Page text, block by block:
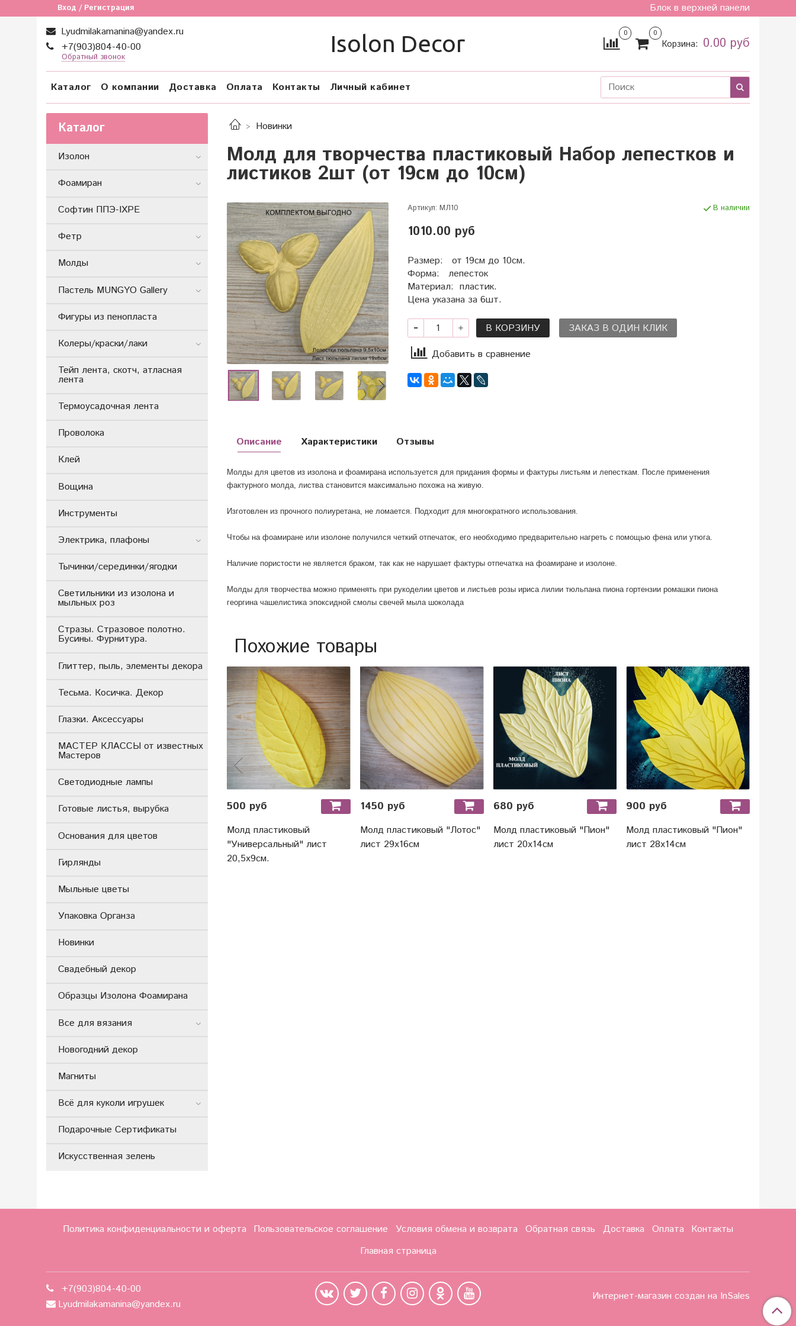
Вход / Регистрация
Блок в верхней панели
Lyudmilakamanina@yandex.ru
+7(903)804-40-00
Обратный звонок
Isolon Decor 0 0
Корзина: 0.00 руб
Каталог О компании Доставка Оплата Контакты Личный кабинет
Новинки
Молд для творчества пластиковый Набор лепестков и
листиков 2шт (от 19см до 10см)
Артикул: МЛ10 В наличии
1010.00 руб
Размер: от 19см до 10см.
Форма: лепесток
Материал: пластик.
Цена указана за 6шт.
В КОРЗИНУ
ЗАКАЗ В ОДИН КЛИК
Добавить в сравнение
Описание
Молды для цветов из изолона и фоамирана используется для придания формы и фактуры листьям и лепесткам. После применения
фактурного молда, листва становится максимально похожа на живую.
Изготовлен из прочного полиуретана, не ломается. Подходит для многократного использования.
Чтобы на фоамиране или изолоне получился четкий отпечаток, его необходимо предварительно нагреть с помощью фена или утюга.
Наличие пористости не является браком, так как не нарушает фактуры отпечатка на фоамиране и изолоне.
Молды для творчества можно применять при рукоделии цветов и листьев розы ириса лилии тюльпана пиона гортензии ромашки пиона
георгина чашелистика эпоксидной смолы свечей мыла шоколада
Характеристики Отзывы
Похожие товары
500 руб
Молд пластиковый
"Универсальный" лист
20,5х9см.
1450 руб
Молд пластиковый "Лотос"
лист 29х16см
680 руб
Молд пластиковый "Пион"
лист 20х14см
900 руб
Молд пластиковый "Пион"
лист 28х14см
Каталог
Изолон
Фоамиран
Софтин ППЭ-IXPE
Фетр
Молды
Пастель MUNGYO Gallery
Фигуры из пенопласта
Колеры/краски/лаки
Тейп лента, скотч, атласная
лента
Термоусадочная лента
Проволока
Клей
Вощина
Инструменты
Электрика, плафоны
Тычинки/серединки/ягодки
Светильники из изолона и
мыльных роз
Стразы. Стразовое полотно.
Бусины. Фурнитура.
Глиттер, пыль, элементы декора
Тесьма. Косичка. Декор
Глазки. Аксессуары
МАСТЕР КЛАССЫ от известных
Мастеров
Светодиодные лампы
Готовые листья, вырубка
Основания для цветов
Гирлянды
Мыльные цветы
Упаковка Органза
Новинки
Свадебный декор
Образцы Изолона Фоамирана
Все для вязания
Новогодний декор
Магниты
Всё для куколи игрушек
Подарочные Сертификаты
Искусственная зелень
Политика конфиденциальности и оферта Пользовательское соглашение Условия обмена и возврата Обратная связь Доставка Оплата
Контакты
Главная страница
+7(903)804-40-00
Lyudmilakamanina@yandex.ru
Интернет-магазин создан на InSales